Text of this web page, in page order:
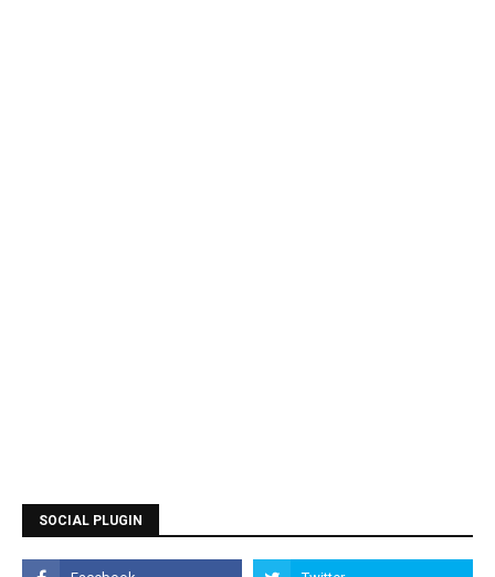
SOCIAL PLUGIN